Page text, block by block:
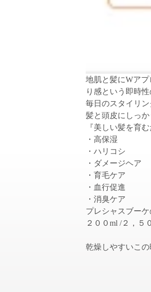
地肌と髪にWア
り感という即時性
毎日のスタイリン
髪と頭皮にしっ
『美しい髪を育
・高保湿
・ハリコシ
・ダメージヘア
・育毛ケア
・血行促進
・消臭ケア
プレシャスブーケ
２００ml /２，５
乾燥しやすいこ